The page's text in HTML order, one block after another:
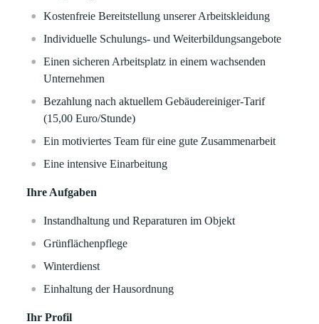
Kostenfreie Bereitstellung unserer Arbeitskleidung
Individuelle Schulungs- und Weiterbildungsangebote
Einen sicheren Arbeitsplatz in einem wachsenden
Unternehmen
Bezahlung nach aktuellem Gebäudereiniger-Tarif
(15,00 Euro/Stunde)
Ein motiviertes Team für eine gute Zusammenarbeit
Eine intensive Einarbeitung
Ihre Aufgaben
Instandhaltung und Reparaturen im Objekt
Grünflächenpflege
Winterdienst
Einhaltung der Hausordnung
Ihr Profil